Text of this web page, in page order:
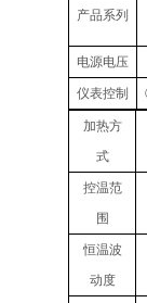
产品系列
电源电压
仪表控制
加热方
式
控温范
围
恒温波
动度